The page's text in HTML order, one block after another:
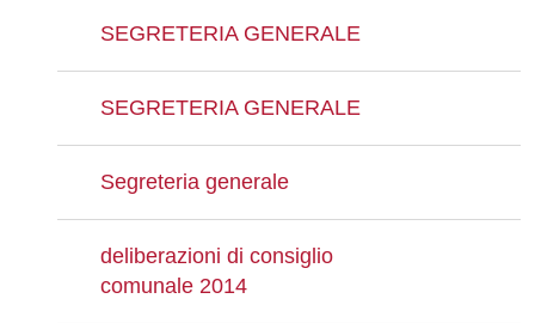
SEGRETERIA GENERALE
SEGRETERIA GENERALE
Segreteria generale
deliberazioni di consiglio
comunale 2014